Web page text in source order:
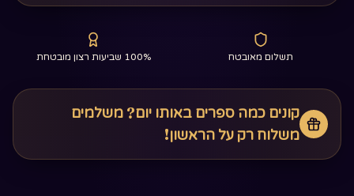
תשלום מאובטח 100% שביעות רצון מובטחת
קונים כמה ספרים באותו יום? משלמים
משלוח רק על הראשון!